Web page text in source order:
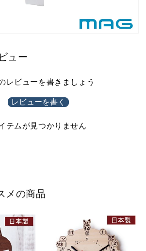
ュー
レビューを書きましょう
レビューを書く
テムが見つかりません
メの商品